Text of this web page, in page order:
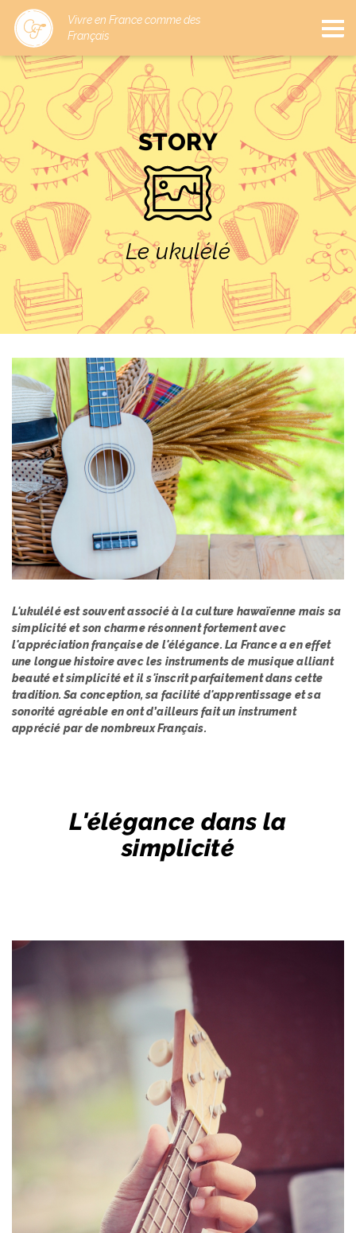
Vivre en France comme des
Français
STORY
Le ukulélé
L'ukulélé est souvent associé à la culture hawaïenne mais sa
simplicité et son charme résonnent fortement avec
l'appréciation française de l'élégance. La France a en effet
une longue histoire avec les instruments de musique alliant
beauté et simplicité et il s'inscrit parfaitement dans cette
tradition. Sa conception, sa facilité d'apprentissage et sa
sonorité agréable en ont d’ailleurs fait un instrument
apprécié par de nombreux Français.
L'élégance dans la
simplicité